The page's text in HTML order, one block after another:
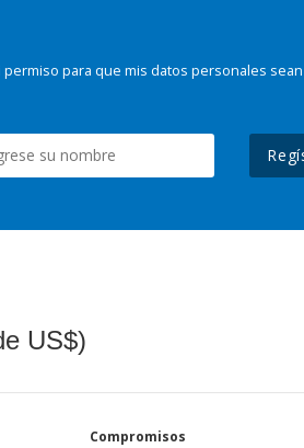
permiso para que mis datos personales
US$)
Compromisos